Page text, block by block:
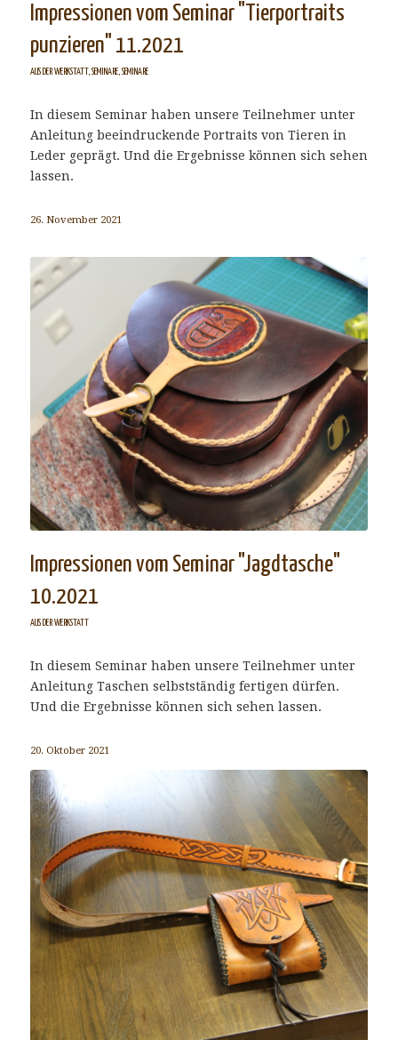
Impressionen vom Seminar "Tierportraits
punzieren" 11.2021
AUS DER WERKSTATT SEMINARE, SEMINARE
In diesem Seminar haben unsere Teilnehmer unter
Anleitung beeindruckende Portraits von Tieren in
Leder geprägt. Und die Ergebnisse können sich sehen
lassen.
26. November 2021
Impressionen vom Seminar "Jagdtasche"
10.2021
AUS DER WERKSTATT
In diesem Seminar haben unsere Teilnehmer unter
Anleitung Taschen selbstständig fertigen dürfen.
Und die Ergebnisse können sich sehen lassen.
20. Oktober 2021